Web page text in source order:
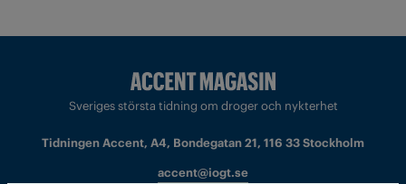
Sveriges största tidning om droger och nykterhet
Tidningen Accent, A4, Bondegatan 21, 116 33 Stockholm
accent@iogt.se